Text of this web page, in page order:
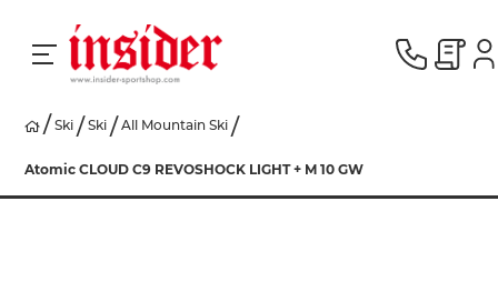
Ski Ski All Mountain Ski
Atomic CLOUD C9 REVOSHOCK LIGHT + M 10 GW